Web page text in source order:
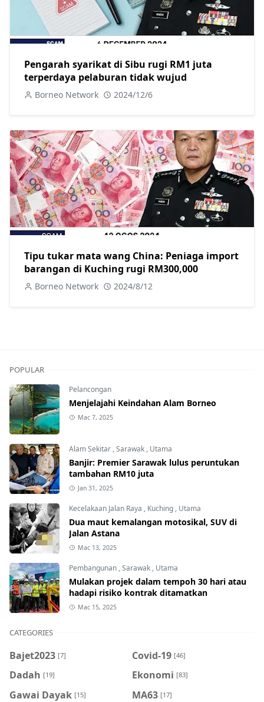
Pengarah syarikat di Sibu rugi RM1 juta
terperdaya pelaburan tidak wujud
Borneo Network 2024/12/6
Tipu tukar mata wang China: Peniaga import
barangan di Kuching rugi RM300,000
Borneo Network 2024/8/12
POPULAR
Pelancongan
Menjelajahi Keindahan Alam Borneo
Mac 7, 2025
Alam Sekitar ,Sarawak , Utama
Banjir: Premier Sarawak lulus peruntukan
tambahan RM10 juta
Jan 31, 2025
Kecelakaan Jalan Raya , Kuching , Utama
Dua maut kemalangan motosikal, SUV di
Jalan Astana
Mac 13, 2025
Pembangunan ,Sarawak , Utama
Mulakan projek dalam tempoh 30 hari atau
hadapi risiko kontrak ditamatkan
Mac 15, 2025
CATEGORIES
Bajet2023 [7] Covid-19 [46]
Dadah [19] Ekonomi [83]
Gawai Dayak [15] MA63 [17]